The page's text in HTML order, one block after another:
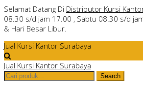
Selamat Datang Di Distributor Kursi
08.30 s/d jam 17.00 , Sabtu 08.30 s/d
& Hari Besar Libur.
Jual Kursi Kantor Surabaya
Jual Kursi Kantor Surabaya